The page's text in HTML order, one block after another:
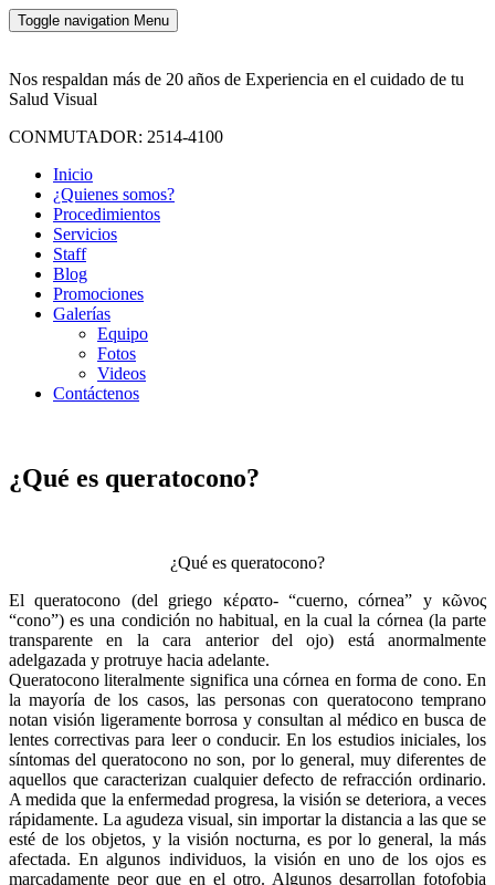
Toggle navigation Menu
Nos respaldan más de 20 años de Experiencia en el cuidado de tu
Salud Visual
CONMUTADOR: 2514-4100
Inicio
¿Quienes somos?
Procedimientos
Servicios
Staff
Blog
Promociones
Galerías
Equipo
Fotos
Videos
Contáctenos
¿Qué es queratocono?
¿Qué es queratocono?
El queratocono (del griego κέρατο- “cuerno, córnea” y κῶνος
“cono”) es una condición no habitual, en la cual la córnea (la parte
transparente en la cara anterior del ojo) está anormalmente
adelgazada y protruye hacia adelante.
Queratocono literalmente significa una córnea en forma de cono. En
la mayoría de los casos, las personas con queratocono temprano
notan visión ligeramente borrosa y consultan al médico en busca de
lentes correctivas para leer o conducir. En los estudios iniciales, los
síntomas del queratocono no son, por lo general, muy diferentes de
aquellos que caracterizan cualquier defecto de refracción ordinario.
A medida que la enfermedad progresa, la visión se deteriora, a veces
rápidamente. La agudeza visual, sin importar la distancia a las que se
esté de los objetos, y la visión nocturna, es por lo general, la más
afectada. En algunos individuos, la visión en uno de los ojos es
marcadamente peor que en el otro. Algunos desarrollan fotofobia